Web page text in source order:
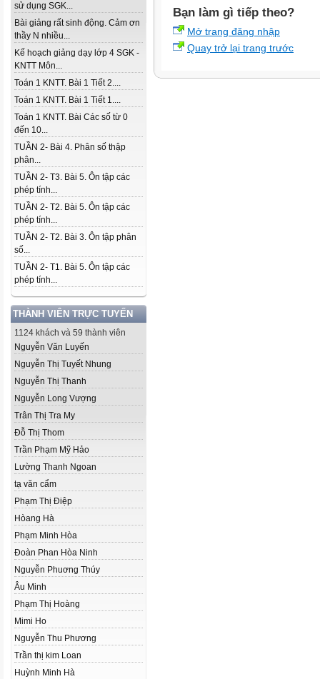
sử dụng SGK...
Bài giảng rất sinh động. Cảm ơn
thầy N nhiều...
Kế hoạch giảng dạy lớp 4 SGK -
KNTT Môn...
Toán 1 KNTT. Bài 1 Tiết 2....
Toán 1 KNTT. Bài 1 Tiết 1....
Toán 1 KNTT. Bài Các số từ 0
đến 10...
TUẦN 2- Bài 4. Phân số thập
phân...
TUẦN 2- T3. Bài 5. Ôn tập các
phép tính...
TUẦN 2- T2. Bài 5. Ôn tập các
phép tính...
TUẦN 2- T2. Bài 3. Ôn tập phân
số...
TUẦN 2- T1. Bài 5. Ôn tập các
phép tính...
THÀNH VIÊN TRỰC TUYẾN
1124 khách và 59 thành viên
Nguyễn Văn Luyến
Nguyễn Thị Tuyết Nhung
Nguyễn Thị Thanh
Nguyễn Long Vượng
Trân Thị Tra My
Đỗ Thị Thom
Trần Phạm Mỹ Hảo
Lường Thanh Ngoan
tạ văn cẩm
Phạm Thị Điệp
Hòang Hà
Phạm Minh Hòa
Đoàn Phan Hòa Ninh
Nguyễn Phuơng Thúy
Âu Minh
Phạm Thị Hoàng
Mimi Ho
Nguyễn Thu Phương
Trần thị kim Loan
Huỳnh Minh Hà
Bạn làm gì tiếp theo?
Mở trang đăng nhập
Quay trở lại trang trước